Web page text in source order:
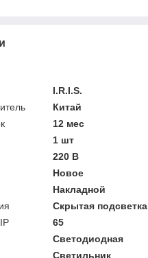
I.R.I.S.
Китай
12 мес
1 шт
220 В
Новое
Накладной
Скрытая подсветка
65
Светодиодная
Светильник